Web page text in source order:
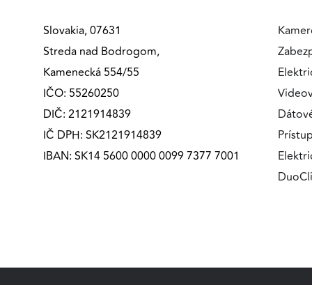
Slovakia, 07631
Streda nad Bodrogom,
Kamenecká 554/55
IČO: 55260250
DIČ: 2121914839
IČ DPH: SK2121914839
IBAN: SK14 5600 0000 0099 7377 7001